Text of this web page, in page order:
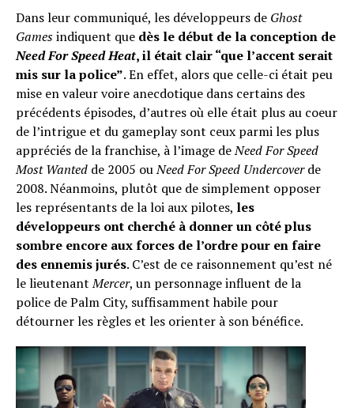
Dans leur communiqué, les développeurs de Ghost
Gamesindiquent que dès le début de la conception de
Need For Speed Heat, il était clair “que l’accent serait
mis sur la police”. En effet, alors que celle-ci était peu
mise en valeur voire anecdotique dans certains des
précédents épisodes, d’autres où elle était plus au coeur
de l’intrigue et du gameplay sont ceux parmi les plus
appréciés de la franchise, à l’image deNeed For Speed
Most Wanted de 2005 ouNeed For Speed Undercoverde
2008. Néanmoins, plutôt que de simplement opposer
les représentants de la loi aux pilotes, les
développeurs ont cherché à donner un côté plus
sombre encore aux forces de l’ordre pour en faire
des ennemis jurés. C’est de ce raisonnement qu’est né
le lieutenantMercer, un personnage influent de la
police de Palm City, suffisamment habile pour
détourner les règles et les orienter à son bénéfice.